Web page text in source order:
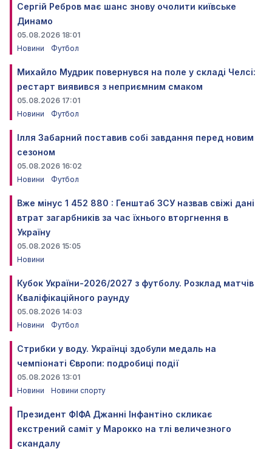
Сергій Ребров має шанс знову очолити київське
Динамо
05.08.2026 18:01
Новини
Футбол
Михайло Мудрик повернувся на поле у складі Челсі:
рестарт виявився з неприємним смаком
05.08.2026 17:01
Новини
Футбол
Ілля Забарний поставив собі завдання перед новим
сезоном
05.08.2026 16:02
Новини
Футбол
Вже мінус 1 452 880 : Генштаб ЗСУ назвав свіжі дані
втрат загарбників за час їхнього вторгнення в
Україну
05.08.2026 15:05
Новини
Кубок України-2026/2027 з футболу. Розклад матчів
Кваліфікаційного раунду
05.08.2026 14:03
Новини
Футбол
Стрибки у воду. Українці здобули медаль на
чемпіонаті Європи: подробиці події
05.08.2026 13:01
Новини
Новини спорту
Президент ФІФА Джанні Інфантіно скликає
екстрений саміт у Марокко на тлі величезного
скандалу